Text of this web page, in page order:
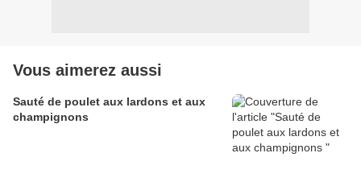
Vous aimerez aussi
Sauté de poulet aux lardons et aux
champignons